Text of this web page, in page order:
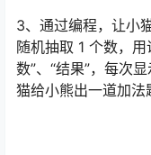
3、通过编程，让小
随机抽取 1 个数，用
数”、“结果”，每次
猫给小熊出一道加法